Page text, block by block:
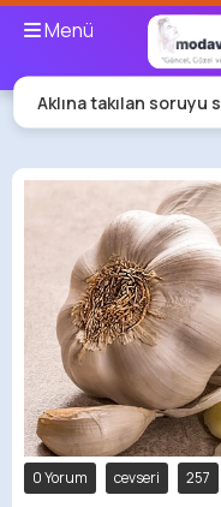
Menü
Aklına takılan soruyu
0 Yorum cevseri 257